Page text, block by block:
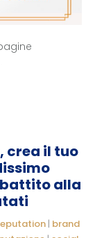
crea il tuo
alla
| brand